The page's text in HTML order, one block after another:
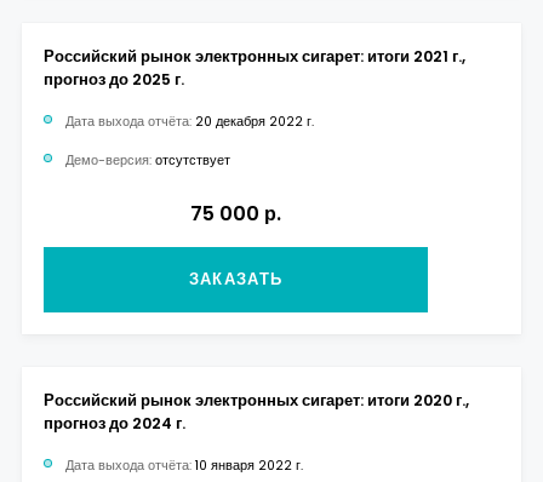
Российский рынок электронных сигарет: итоги 2021 г.,
прогноз до 2025 г.
Дата выхода отчёта: 20 декабря 2022 г.
Демо-версия: отсутствует
75 000 р.
ЗАКАЗАТЬ
Российский рынок электронных сигарет: итоги 2020 г.,
прогноз до 2024 г.
Дата выхода отчёта: 10 января 2022 г.